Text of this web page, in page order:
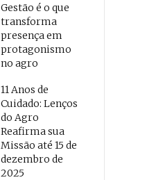
Gestão é o que
transforma
presença em
protagonismo
no agro
11 Anos de
Cuidado: Lenços
do Agro
Reafirma sua
Missão até 15 de
dezembro de
2025